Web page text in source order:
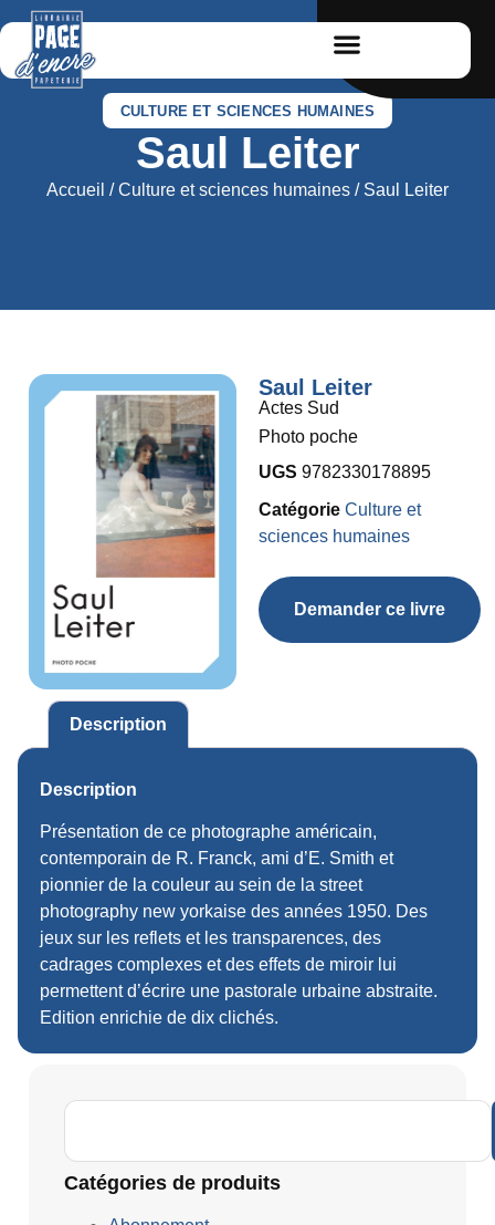
CULTURE ET SCIENCES HUMAINES
Saul Leiter
Accueil /Culture et sciences humaines / Saul Leiter
Saul Leiter
Actes Sud
Photo poche
UGS 9782330178895
Catégorie Culture et
sciences humaines
Demander ce livre
Description
Description
Présentation de ce photographe américain,
contemporain de R. Franck, ami d’E. Smith et
pionnier de la couleur au sein de la street
photography new yorkaise des années 1950. Des
jeux sur les reflets et les transparences, des
cadrages complexes et des effets de miroir lui
permettent d’écrire une pastorale urbaine abstraite.
Edition enrichie de dix clichés.
Catégories de produits